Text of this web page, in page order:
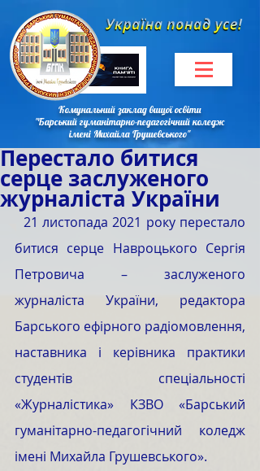
Комунальний заклад вищої освіти
"Барський гуманітарно-педагогічний коледж
імені Михайла Грушевського"
Перестало битися
серце заслуженого
журналіста України
битися серце Навроцького Сергія
Петровича – заслуженого
журналіста України, редактора
Барського ефірного радіомовлення,
наставника і керівника практики
студентів спеціальності
«Журналістика» КЗВО «Барський
гуманітарно-педагогічний коледж
імені Михайла Грушевського».